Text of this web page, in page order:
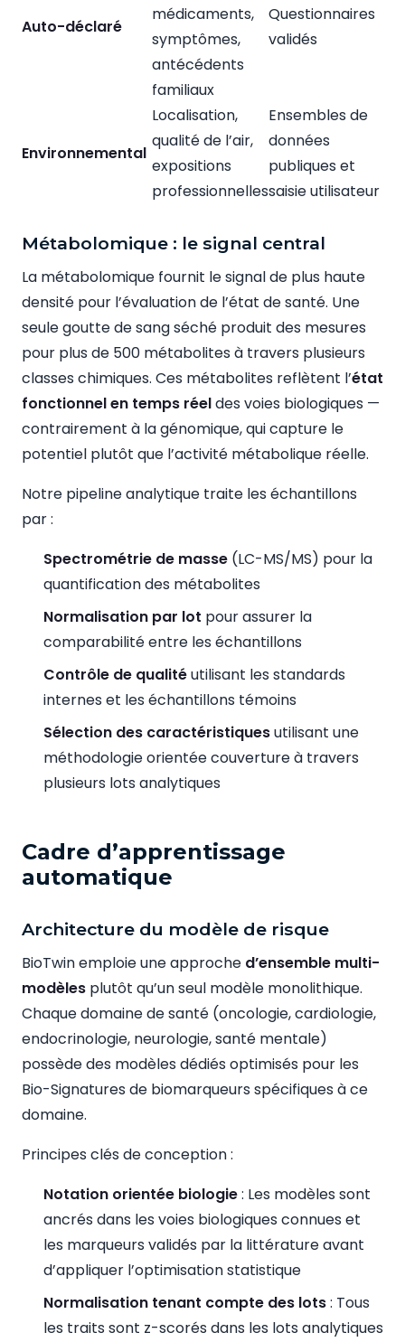
Auto-déclaré
médicaments,
symptômes,
antécédents
familiaux
Questionnaires
validés
Environnemental
Localisation,
qualité de l’air,
expositions
professionnelles
Ensembles de
données
publiques et
saisie utilisateur
Métabolomique : le signal central
La métabolomique fournit le signal de plus haute
densité pour l’évaluation de l’état de santé. Une
seule goutte de sang séché produit des mesures
pour plus de 500 métabolites à travers plusieurs
classes chimiques. Ces métabolites reflètent l’état
fonctionnel en temps réeldes voies biologiques —
contrairement à la génomique, qui capture le
potentiel plutôt que l’activité métabolique réelle.
Notre pipeline analytique traite les échantillons
par :
Spectrométrie de masse (LC-MS/MS) pour la
quantification des métabolites
Normalisation par lot pour assurer la
comparabilité entre les échantillons
Contrôle de qualitéutilisant les standards
internes et les échantillons témoins
Sélection des caractéristiquesutilisant une
méthodologie orientée couverture à travers
plusieurs lots analytiques
Cadre d’apprentissage
automatique
Architecture du modèle de risque
BioTwin emploie une approche d’ensemble multi-
modèles plutôt qu’un seul modèle monolithique.
Chaque domaine de santé (oncologie, cardiologie,
endocrinologie, neurologie, santé mentale)
possède des modèles dédiés optimisés pour les
Bio-Signatures de biomarqueurs spécifiques à ce
domaine.
Principes clés de conception :
Notation orientée biologie: Les modèles sont
ancrés dans les voies biologiques connues et
les marqueurs validés par la littérature avant
d’appliquer l’optimisation statistique
Normalisation tenant compte des lots: Tous
les traits sont z-scorés dans les lots analytiques